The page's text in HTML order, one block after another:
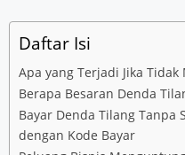
Daftar Isi
Apa yang Terjadi Jika Tidak
Berapa Besaran Denda
Bayar Denda Tilang Tanpa
dengan Kode Bayar